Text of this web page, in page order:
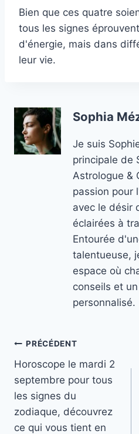
Bien que ces quatre
tous les signes
d'énergie, mais dans
leur vie.
Sophia
Je suis
principale de
Astrologue &
passion pour
avec le désir
éclairées à
Entourée
talentueuse,
espace où
conseils et
personnalisé.
Navigation
de
l’article
PRÉCÉDENT
Horoscope le mardi 2
septembre pour tous
les signes du
zodiaque, découvrez
ce qui vous tient en